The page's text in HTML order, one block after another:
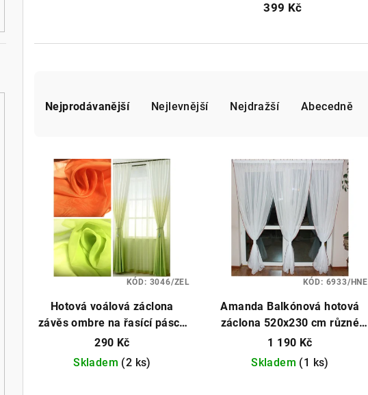
399 Kč
a
d
Nejprodávanější Nejlevnější Nejdražší Abecedně
r Hotová voálová záclona
závěs ombre na řasící pásce
140 x 250 cm různé barvy
Hotový voálový závěs,
můžeme ušít na míru
290 Kč
Skladem (2 ks)
KÓD: 3046/ZEL
Amanda Balkónová hotová
záclona 520x230 cm různé
Čistý voál, můžeme ušít
na míru
1 190 Kč
Skladem (1 ks)
KÓD: 6933/HNE